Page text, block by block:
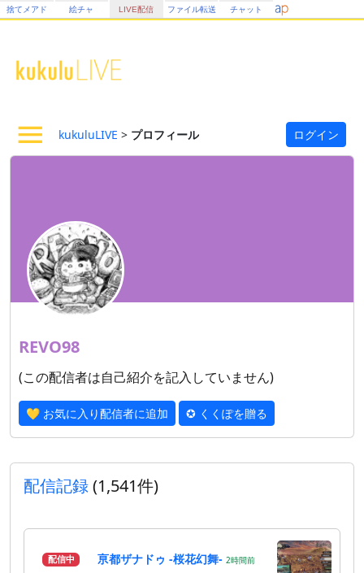
捨てメアド 絵チャ LIVE配信 ファイル転送 チャット
kukuluLIVE > プロフィール ログイン
REVO98
(この配信者は自己紹介を記入していません)
💛 お気に入り配信者に追加 ✪ くくぽを贈る
配信記録(1,541件)
配信中 亰都ザナドゥ -桜花幻舞- 2時間前